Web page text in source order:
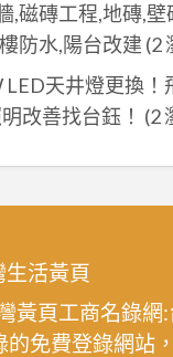
,磁磚工程,地磚,壁
防水,陽台改建 (2
LED天井燈更換！
改善找台鈺！ (2
生活黃頁
黃頁工商名錄網
的免費登錄網站